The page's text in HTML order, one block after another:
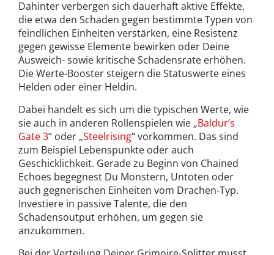
Dahinter verbergen sich dauerhaft aktive Effekte,
die etwa den Schaden gegen bestimmte Typen von
feindlichen Einheiten verstärken, eine Resistenz
gegen gewisse Elemente bewirken oder Deine
Ausweich- sowie kritische Schadensrate erhöhen.
Die Werte-Booster steigern die Statuswerte eines
Helden oder einer Heldin.
Dabei handelt es sich um die typischen Werte, wie
sie auch in anderen Rollenspielen wie „Baldur’s
Gate 3“ oder „Steelrising“ vorkommen. Das sind
zum Beispiel Lebenspunkte oder auch
Geschicklichkeit. Gerade zu Beginn von Chained
Echoes begegnest Du Monstern, Untoten oder
auch gegnerischen Einheiten vom Drachen-Typ.
Investiere in passive Talente, die den
Schadensoutput erhöhen, um gegen sie
anzukommen.